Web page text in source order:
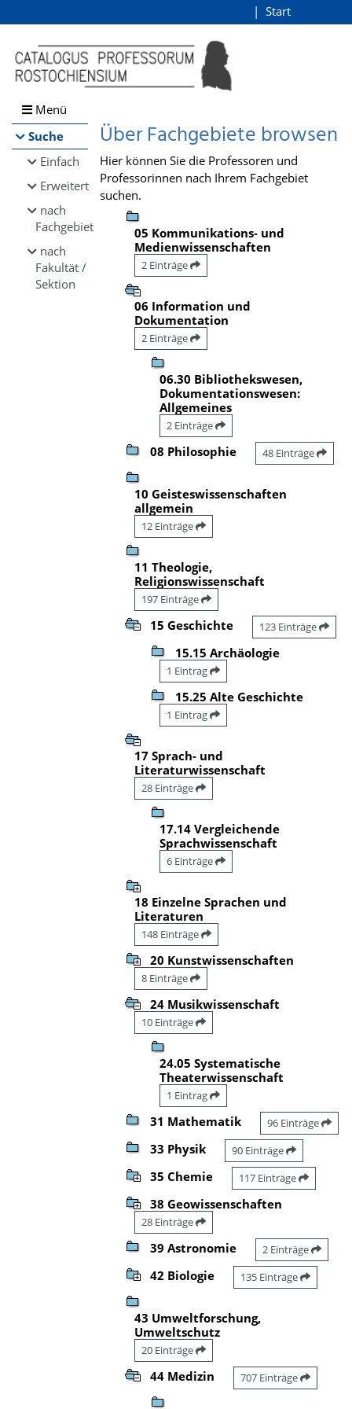
Browsen
direkt zum Inhalt
Start
Menü
Suche
Einfach
Erweitert
nach
Fachgebiet
nach
Fakultät /
Sektion
Über Fachgebiete browsen
Hier können Sie die Professoren und
Professorinnen nach Ihrem Fachgebiet
suchen.
05 Kommunikations- und
Medienwissenschaften
2 Einträge
06 Information und
Dokumentation
2 Einträge
06.30 Bibliothekswesen,
Dokumentationswesen:
Allgemeines
2 Einträge
08 Philosophie 48 Einträge
10 Geisteswissenschaften
allgemein
12 Einträge
11 Theologie,
Religionswissenschaft
197 Einträge
15 Geschichte 123 Einträge
15.15 Archäologie
1 Eintrag
15.25 Alte Geschichte
1 Eintrag
17 Sprach- und
Literaturwissenschaft
28 Einträge
17.14 Vergleichende
Sprachwissenschaft
6 Einträge
18 Einzelne Sprachen und
Literaturen
148 Einträge
20 Kunstwissenschaften
8 Einträge
24 Musikwissenschaft
10 Einträge
24.05 Systematische
Theaterwissenschaft
1 Eintrag
31 Mathematik 96 Einträge
33 Physik 90 Einträge
35 Chemie 117 Einträge
38 Geowissenschaften
28 Einträge
39 Astronomie 2 Einträge
42 Biologie 135 Einträge
43 Umweltforschung,
Umweltschutz
20 Einträge
44 Medizin 707 Einträge